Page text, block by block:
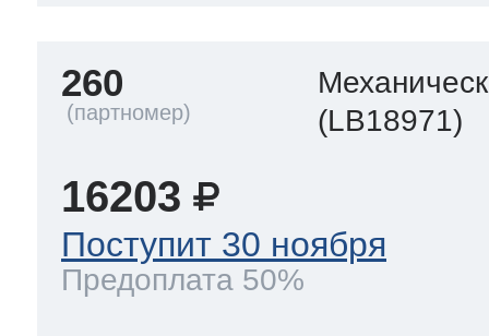
260
(LB18971)
16203
Поступит 30 ноября
Предоплата 50%